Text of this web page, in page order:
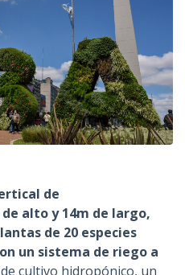
de
alto y 14m de largo,
de 20 especies
un sistema de riego a
cultivo hidropónico, un